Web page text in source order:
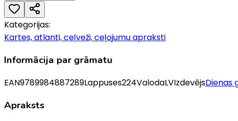
Kategorijas:
Kartes, atlanti, ceļveži, ceļojumu apraksti
Informācija par grāmatu
EAN9789984887289Lappuses224ValodaLVIzdevējsDienas
Apraksts